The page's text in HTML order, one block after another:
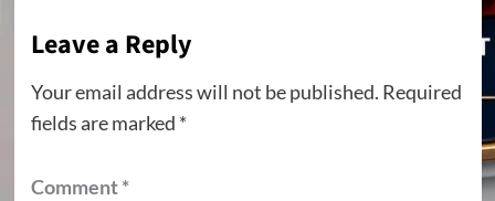
Leave a Reply
Your email address will not be published. Required
fields are marked *
Comment*